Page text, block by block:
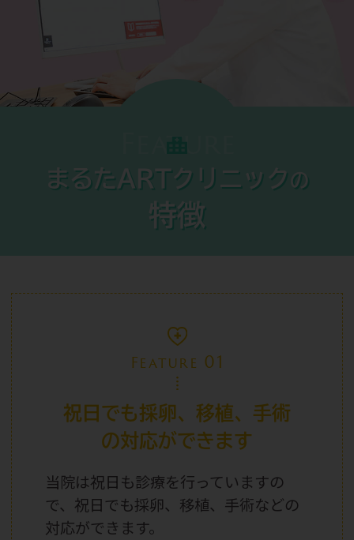
まるたARTクリニック の
特徴
Feature
Feature 01
祝日でも採卵、移植、手術
の対応ができます
当院は祝日も診療を行っていますの
で、祝日でも採卵、移植、手術などの
対応ができます。